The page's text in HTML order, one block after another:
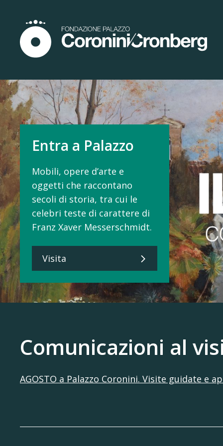
Palazzo Coronini Cronberg
Un parco storico di circa 3
ettari, con viali, alberi
monumentali e scorci
suggestivi.
Visita
Comunicazioni al
AGOSTO a Palazzo Coronini. Visite guidate e